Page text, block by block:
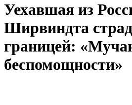
Уехавшая из
Ширвиндта
границей:
беспомощности»